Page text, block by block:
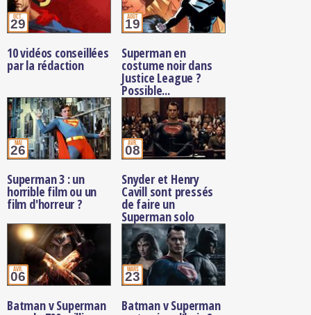
oct.
29
10 vidéos conseillées
par la rédaction
août
19
Superman en
costume noir dans
Justice League ?
Possible...
mai
26
Superman 3 : un
horrible film ou un
film d'horreur ?
avr.
08
Snyder et Henry
Cavill sont pressés
de faire un
Superman solo
avr.
06
Batman v Superman
mars
23
Batman v Superman